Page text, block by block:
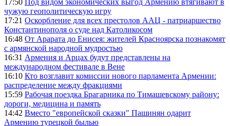
чужую геополитическую игру
17:21 Оскорбление для всех престолов ААЦ - патриаршество
Константинополя о суде над Католикосом
16:48 От Арарата до Енисея: жителей Красноярска познакомят
с армянской народной мудростью
16:31 Армения и Арцах будут представлены на
международном фестивале в Вене
16:10 Кто возглавит комиссии нового парламента Армении:
распределение между фракциями
15:59 Рабочая поездка Брагарника по Тимашевскому району:
дороги, медицина и память
14:42 Вместо "европейской сказки" Пашинян одарит
Армению турецкой былью